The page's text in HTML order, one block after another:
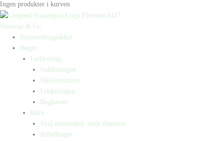
Ingen produkter i kurven
Straarup & Co
Sommerbogpakker
Bøger
Letlæsning
Indskolingen
Mellemtrinnet
Udskolingen
Bogkasser
Børn
Små mennesker, store drømme
Billedbøger